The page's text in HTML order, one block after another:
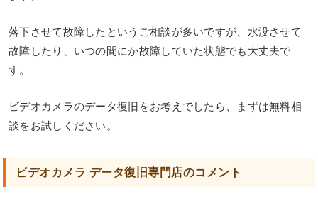
落下させて故障したというご相談が多いですが、水没させて
故障したり、いつの間にか故障していた状態でも大丈夫で
す。
ビデオカメラのデータ復旧をお考えでしたら、まずは無料相
談をお試しください。
ビデオカメラ データ復旧専門店のコメント